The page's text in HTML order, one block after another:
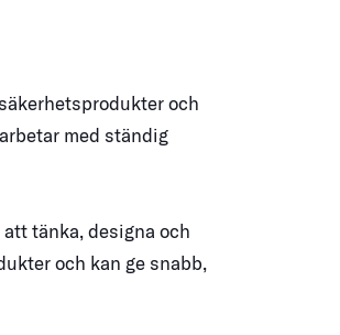
och
med ständig
tänka, designa och
och kan ge snabb,